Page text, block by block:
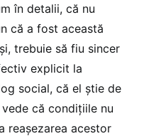
în detalii, că nu
că a fost această
trebuie să fiu sincer
explicit la
social, că el știe de
că condițiile nu
reașezarea acestor